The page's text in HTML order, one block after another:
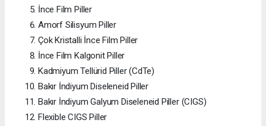
İnce Film Piller
Amorf Silisyum Piller
Çok Kristalli İnce Film Piller
İnce Film Kalgonit Piller
Kadmiyum Tellürid Piller (CdTe)
Bakır İndiyum Diseleneid Piller
Bakır İndiyum Galyum Diseleneid Piller (CIGS)
Flexible CIGS Piller